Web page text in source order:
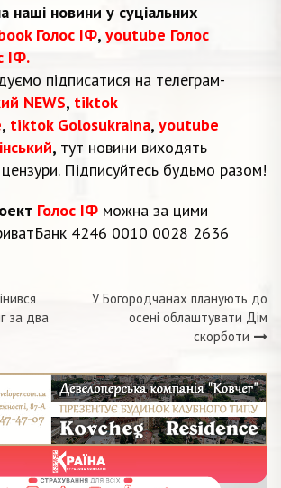
наші новини у суціальних
Голос ІФ, youtube Голос
ІФ.
підписатися на телеграм-
NEWS, tiktok
, tiktok Golosukraina, youtube
, тут новини виходять
Підписуйтесь будьмо разом!
Голос ІФ можна за цими
4246 0010 0028 2636
за два
У Богородчанах планують до
осені облаштувати Дім
скорботи